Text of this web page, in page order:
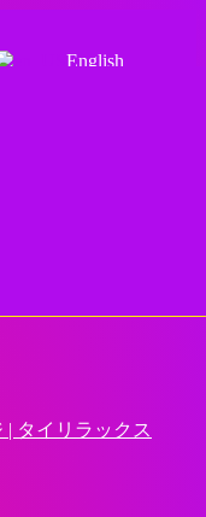
English
ジ | タイリラックス
| タイリラックス